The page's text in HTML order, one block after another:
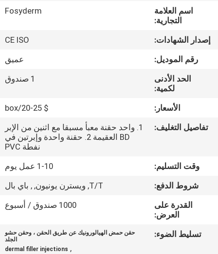
في
المصنع
مراقبة
الجودة
اتصل
أخبار
القضايا
اطلب
اسم العلامة
التجارية:
Fosyderm
إصدار الشهادات:
CE ISO
رقم الموديل:
عميق
الحد الأدنى
لكمية:
1 صندوق
الأسعار:
$ 20-25/box
تفاصيل التغليف:
1. واحد حقنة معبأ مسبقا مع اثنين من الإبر
BD العقيمة 2. حقنة واحدة وإبرتين في
نفطة PVC
وقت التسليم:
1-10 عمل يوم
شروط الدفع:
T/T, ويسترن يونيون, , باي بال
القدرة على
العرض:
1000 صندوق / أسبوع
تسليط الضوء:
حقن حمض الهيالورونيك عن طريق الحقن ، وحقن حشو
الجلد
,
dermal filler injections